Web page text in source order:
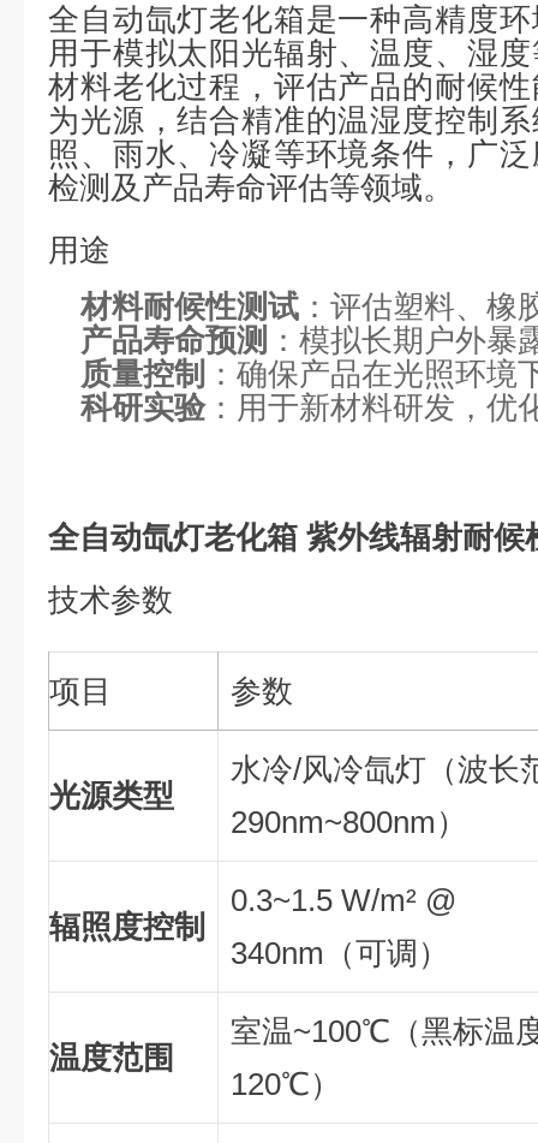
全自动氙灯老化箱是一种高精度
用于模拟太阳光辐射、温度、湿
材料老化过程，评估产品的耐候
为光源，结合精准的温湿度控制
照、雨水、冷凝等环境条件，广
检测及产品寿命评估等领域。
用途
材料耐候性测试 ：评估塑料、
产品寿命预测 ：模拟长期户外暴
质量控制 ：确保产品在光照环
科研实验：用于新材料研发，优
全自动氙灯老化箱 紫外线辐射耐候
技术参数
项目 参数
光源类型
水冷/风冷氙灯（波长
290nm~800nm）
辐照度控制
0.3~1.5 W/m² @
340nm（可调）
温度范围
室温~100℃（黑标温
120℃）